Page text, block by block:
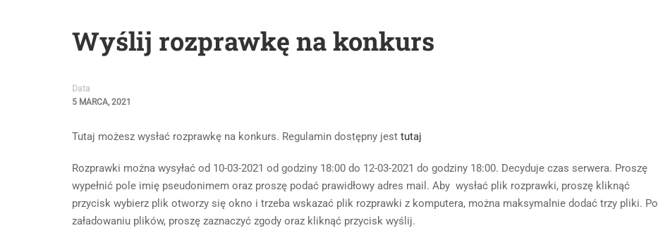
Wyślij rozprawkę na konkurs
Data
5 MARCA, 2021
Tutaj możesz wysłać rozprawkę na konkurs. Regulamin dostępny jest tutaj
Rozprawki można wysyłać od 10-03-2021 od godziny 18:00 do 12-03-2021 do godziny 18:00. Decyduje czas serwera. Proszę
wypełnić pole imię pseudonimem oraz proszę podać prawidłowy adres mail. Aby wysłać plik rozprawki, proszę kliknąć
przycisk wybierz plik otworzy się okno i trzeba wskazać plik rozprawki z komputera, można maksymalnie dodać trzy pliki. Po
załadowaniu plików, proszę zaznaczyć zgody oraz kliknąć przycisk wyślij.